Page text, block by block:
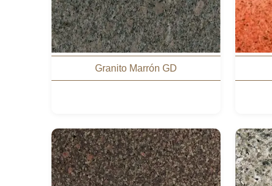
Granito Marrón GD